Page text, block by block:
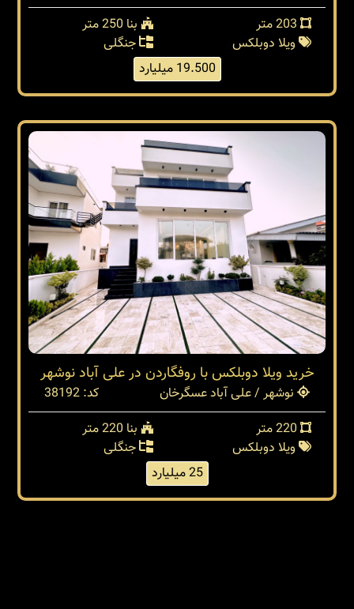
بنا 250 متر
ویلا دوبلکس
جنگلی
19.500 میلیارد
خرید ویلا دوبلکس با روفگاردن در علی آباد نوشهر
نوشهر / علی آباد عسگرخان
کد: 38192
بنا 220 متر
ویلا دوبلکس
جنگلی
25 میلیارد